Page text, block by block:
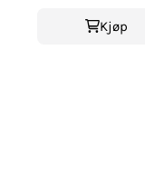
Kjøp